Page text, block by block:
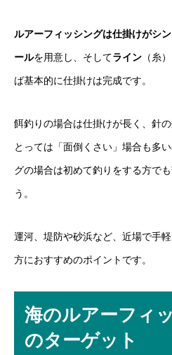
ルアーフィッシングは仕掛けがシ
ールを用意し、そしてライン （糸
ば基本的に仕掛けは完成です。
餌釣りの場合は仕掛けが長く、針
とっては「面倒くさい」場合も多
グの場合は初めて釣りをする方で
う。
運河、堤防や砂浜など、近場で手
方におすすめのポイントです。
海のルアーフィ
のターゲット